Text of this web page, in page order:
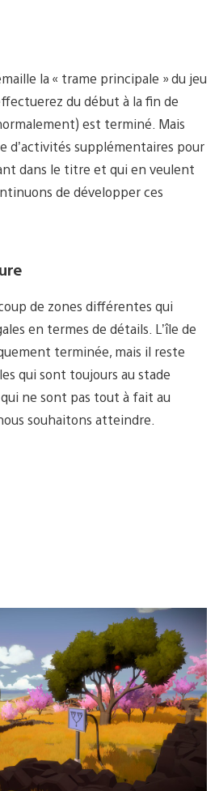
la « trame principale » du jeu
du début à la fin de
est terminé. Mais
d’activités supplémentaires pour
dans le titre et qui en veulent
de développer ces
de zones différentes qui
en termes de détails. L’île de
terminée, mais il reste
qui sont toujours au stade
ne sont pas tout à fait au
souhaitons atteindre.